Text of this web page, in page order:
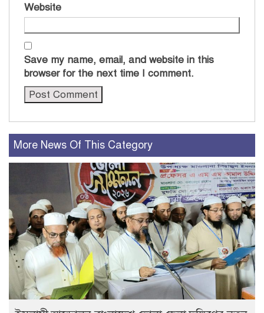
Website
Save my name, email, and website in this
browser for the next time I comment.
More News Of This Category